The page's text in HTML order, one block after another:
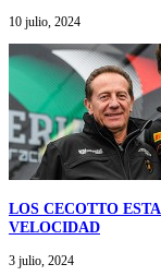
10 julio, 2024
LOS CECOTTO
VELOCIDAD
3 julio, 2024